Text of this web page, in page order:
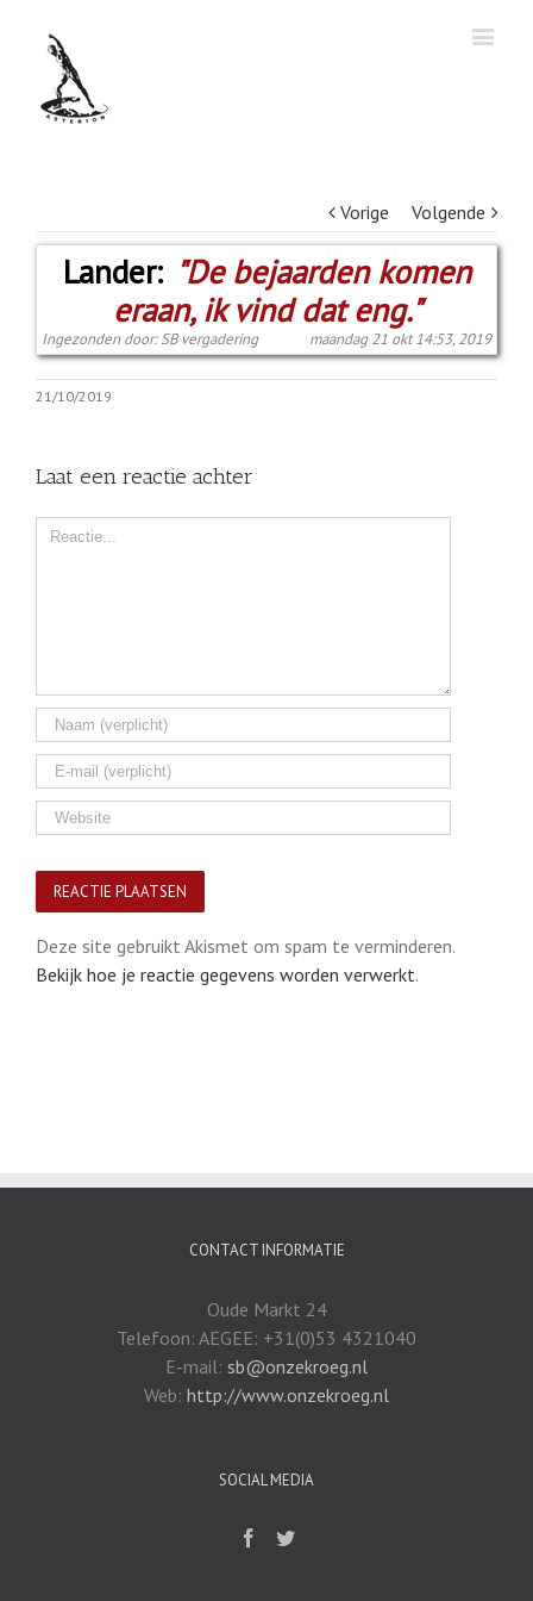
Vorige Volgende
Lander: "De bejaarden komen
eraan, ik vind dat eng."
Ingezonden door: SB vergadering maandag 21 okt 14:53, 2019
21/10/2019
Laat een reactie achter
Comment
Deze site gebruikt Akismet om spam te verminderen.
Bekijk hoe je reactie gegevens worden verwerkt.
CONTACT INFORMATIE
Oude Markt 24
Telefoon: AEGEE: +31(0)53 4321040
E-mail: sb@onzekroeg.nl
Web: http://www.onzekroeg.nl
SOCIAL MEDIA